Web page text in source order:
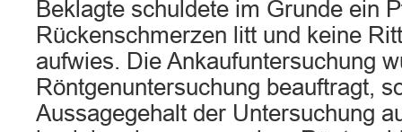
Beklagte schuldete im Grunde ein
Rückenschmerzen litt und keine
aufwies. Die Ankaufuntersuchung
Röntgenuntersuchung beauftragt,
Aussagegehalt der Untersuchung